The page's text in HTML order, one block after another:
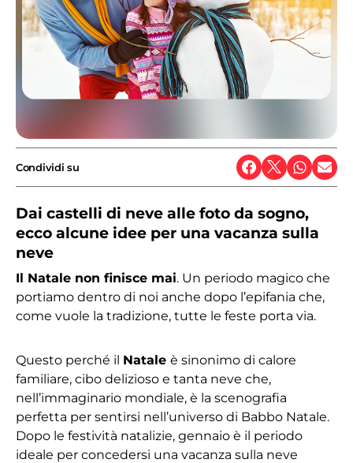
Condividi su
Dai castelli di neve alle foto da sogno,
ecco alcune idee per una vacanza sulla
neve
Il Natale non finisce mai. Un periodo magico che
portiamo dentro di noi anche dopo l’epifania che,
come vuole la tradizione, tutte le feste porta via.
Questo perché il Natale è sinonimo di calore
familiare, cibo delizioso e tanta neve che,
nell’immaginario mondiale, è la scenografia
perfetta per sentirsi nell’universo di Babbo Natale.
Dopo le festività natalizie, gennaio è il periodo
ideale per concedersi una vacanza sulla neve